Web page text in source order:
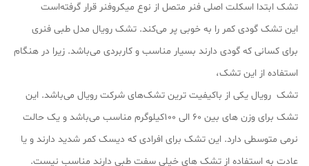
تشک ابتدا اسکلت اصلی فنر متصل از نوع میکروفنر قرار گرفته‌است
این تشک گودی کمر را به خوبی پر می‌کند. تشک رویال مدل طبی فنری
برای کسانی که گودی دارند بسیار مناسب و کاربردی می‌باشد. زیرا در هنگام
استفاده از این تشک،
تشک رویال یکی از باکیفیت ترین تشک‌های شرکت رویال می‌باشد. این
تشک برای وزن های بین 60 الی 100کیلوگرم مناسب می‌باشد و یک حالت
نرمی متوسطی دارد. این تشک برای افرادی که دیسک کمر شدید دارند و یا
عادت به استفاده از تشک های خیلی سفت طبی دارند مناسب نیست.